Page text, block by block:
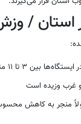
استان /
۳ تا ۱۱ متر بر ثانیه
و غرب وزیده است
منجر به کاهش